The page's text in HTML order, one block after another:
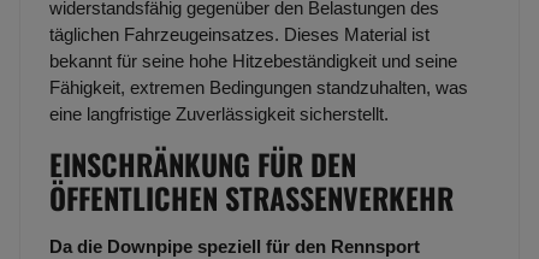
widerstandsfähig gegenüber den Belastungen des
täglichen Fahrzeugeinsatzes. Dieses Material ist
bekannt für seine hohe Hitzebeständigkeit und seine
Fähigkeit, extremen Bedingungen standzuhalten, was
eine langfristige Zuverlässigkeit sicherstellt.
EINSCHRÄNKUNG FÜR DEN
ÖFFENTLICHEN STRASSENVERKEHR
Da die Downpipe speziell für den Rennsport